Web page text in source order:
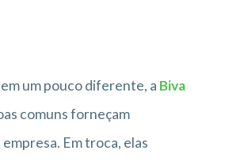
um pouco diferente, a Biva
comuns forneçam
Em troca, elas